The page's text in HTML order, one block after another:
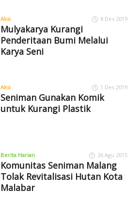
Aksi 8 Des 2019
Mulyakarya Kurangi
Penderitaan Bumi Melalui
Karya Seni
Aksi 1 Des 2019
Seniman Gunakan Komik
untuk Kurangi Plastik
Berita Harian 26 Agu 2015
Komunitas Seniman Malang
Tolak Revitalisasi Hutan Kota
Malabar